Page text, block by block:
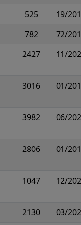
525
19/
782
72/
2427 11/
3016 01/
3982 06/
2806 01/
1047 12/
2130 03/